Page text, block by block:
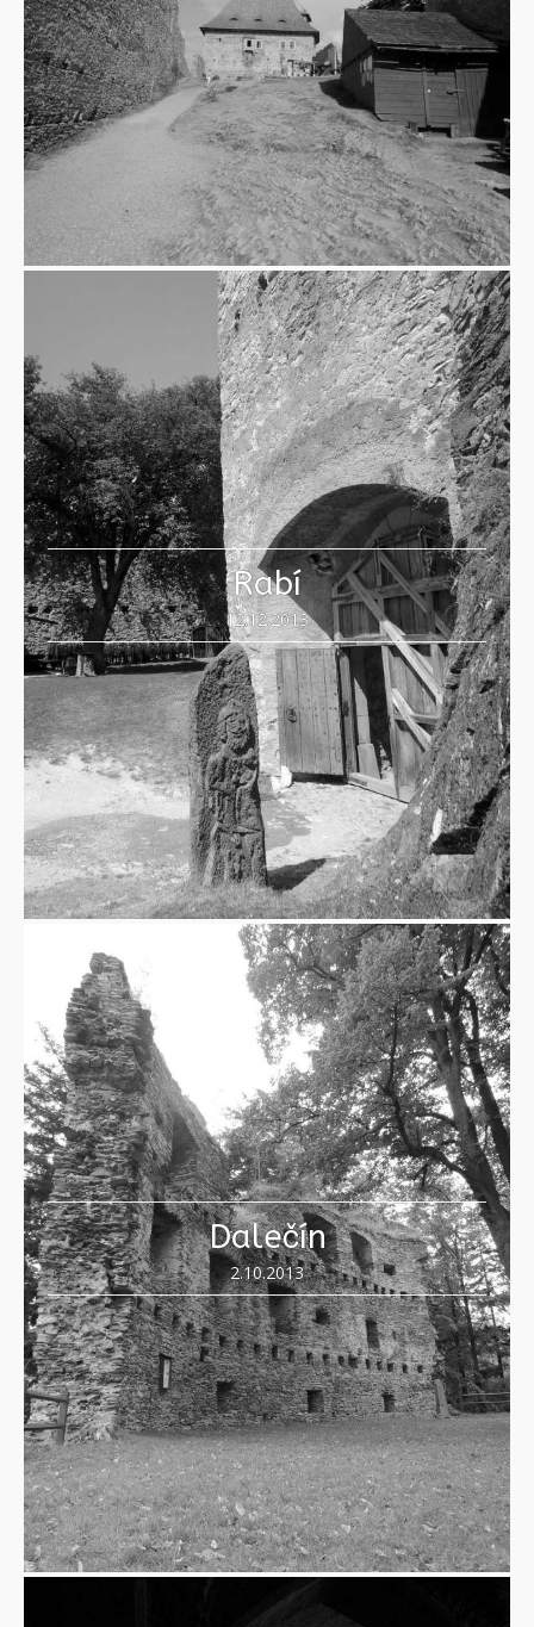
Rabí
12.12.2013
Dalečín
2.10.2013